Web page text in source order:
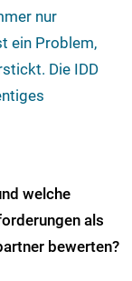
nur
ein Problem,
Die IDD
welche
als
bewerten?